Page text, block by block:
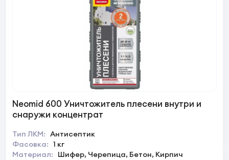
Neomid 600 Уничтожитель плесени внутри и
снаружи концентрат
Тип ЛКМ: Антисептик
Фасовка: 1 кг
Материал:
Шифер, Черепица, Бетон, Кирпич